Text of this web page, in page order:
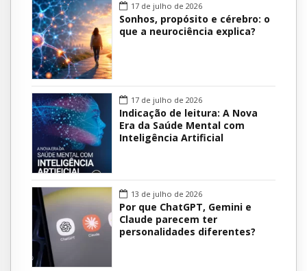
17 de julho de 2026
Sonhos, propósito e cérebro: o
que a neurociência explica?
17 de julho de 2026
Indicação de leitura: A Nova
Era da Saúde Mental com
Inteligência Artificial
13 de julho de 2026
Por que ChatGPT, Gemini e
Claude parecem ter
personalidades diferentes?